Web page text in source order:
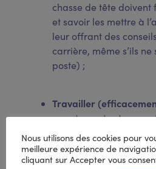
chasse de tête doivent
et savoir les mettre à
leur offrant des
carrière, même s’ils
poste) ;
Travailler
recrutement est
collaboratif impliquant
l’équipe de
candidats. Les
Nous utilisons des cookies pour
meilleure expérience de
cliquant sur Accepter vous